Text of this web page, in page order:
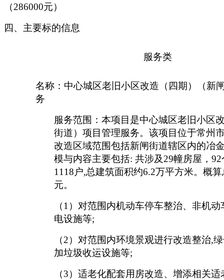
（286000元）
四、主要标的信息
服务类
名称： 中心城区老旧小区改造（四期）（新
务
服务范围：本项目是中心城区老旧小区
街道）项目管理服务。该项目位于常州
改造区域范围包括新闸街道辖区内的冶
模与内容主要包括: 共涉及29幢房屋，
1118户,总建筑面积约6.2万平方米。概
元。
（1）对范围内机动车停车整治、非机
电设施等;
（2）对范围内环境景观进行改造整治,
加垃圾收运设施等;
（3）适老化配套用房改造、增添相关适